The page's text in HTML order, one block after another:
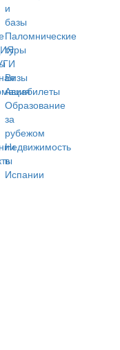
и
базы
Паломнические
туры
Визы
Авиабилеты
Образование
за
рубежом
Недвижимость
в
Испании